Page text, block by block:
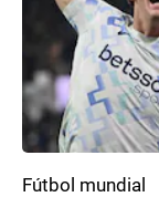
Fútbol mundial